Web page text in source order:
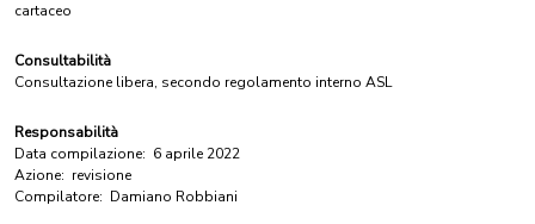
cartaceo
Consultabilità
Consultazione libera, secondo regolamento interno ASL
Responsabilità
Data compilazione: 6 aprile 2022
Azione: revisione
Compilatore: Damiano Robbiani